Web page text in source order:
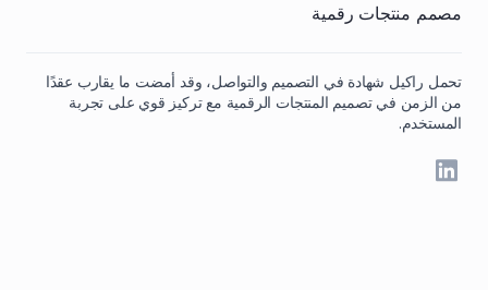
مصمم منتجات رقمية
تحمل راكيل شهادة في التصميم والتواصل، وقد أمضت ما يقارب عقدًا
من الزمن في تصميم المنتجات الرقمية مع تركيز قوي على تجربة
المستخدم.